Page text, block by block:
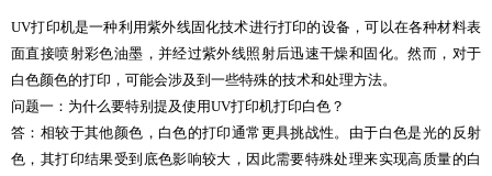
UV打印机是一种利用紫外线固化技术进行打印的设备，可以在各种材料表
面直接喷射彩色油墨，并经过紫外线照射后迅速干燥和固化。然而，对于
白色颜色的打印，可能会涉及到一些特殊的技术和处理方法。
问题一：为什么要特别提及使用UV打印机打印白色？
答：相较于其他颜色，白色的打印通常更具挑战性。由于白色是光的反射
色，其打印结果受到底色影响较大，因此需要特殊处理来实现高质量的白